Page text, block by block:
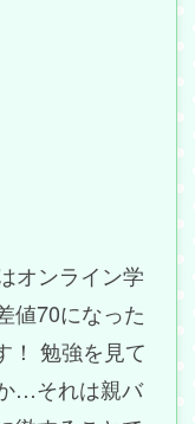
オンライン学
値70になった
！ 勉強を見て
…それは親バ